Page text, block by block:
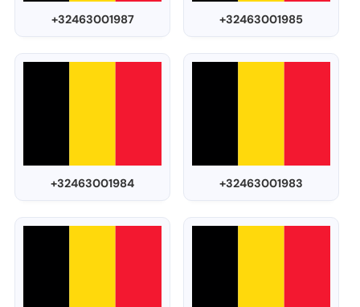
+32463001987 +32463001985
+32463001984 +32463001983